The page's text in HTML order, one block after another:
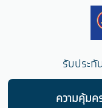
รับประ
ความคุ้มค